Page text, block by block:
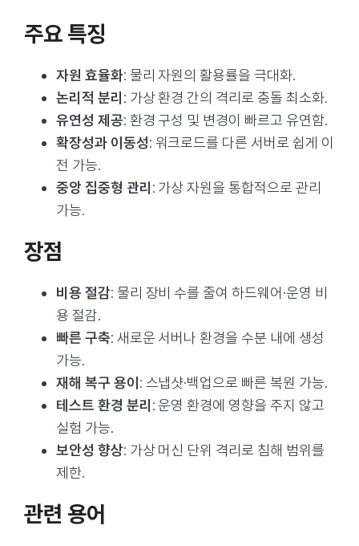
주요 특징
자원 효율화: 물리 자원의 활용률을 극대화.
논리적 분리 : 가상 환경 간의 격리로 충돌 최소화.
유연성 제공: 환경 구성 및 변경이 빠르고 유연함.
확장성과 이동성: 워크로드를 다른 서버로 쉽게 이
전 가능.
중앙 집중형 관리 : 가상 자원을 통합적으로 관리
가능.
장점
비용 절감: 물리 장비 수를 줄여 하드웨어·운영 비
용 절감.
빠른 구축: 새로운 서버나 환경을 수분 내에 생성
가능.
재해 복구 용이 : 스냅샷·백업으로 빠른 복원 가능.
테스트 환경 분리 : 운영 환경에 영향을 주지 않고
실험 가능.
보안성 향상: 가상 머신 단위 격리로 침해 범위를
제한.
관련 용어